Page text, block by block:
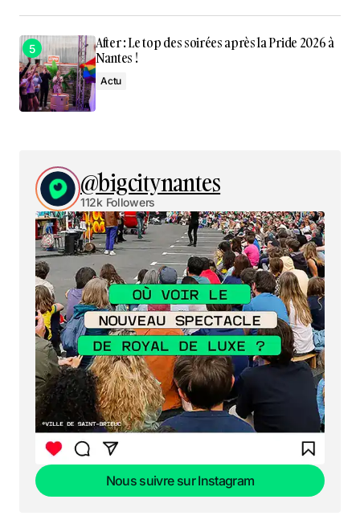
After : Le top des soirées après la Pride 2026 à
Nantes !
Actu
@bigcitynantes
112k Followers
Nous suivre sur Instagram